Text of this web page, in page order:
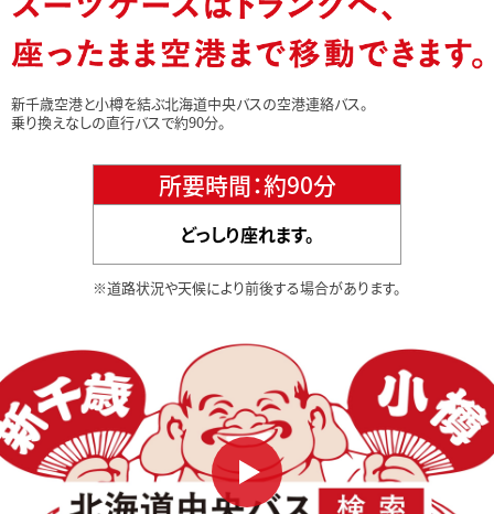
新千歳空港と小樽を結ぶ北海道中央バスの空港連絡バス。
乗り換えなしの直行バスで約90分。
所要時間：約90分
どっしり座れます。
※道路状況や天候により前後する場合があります。